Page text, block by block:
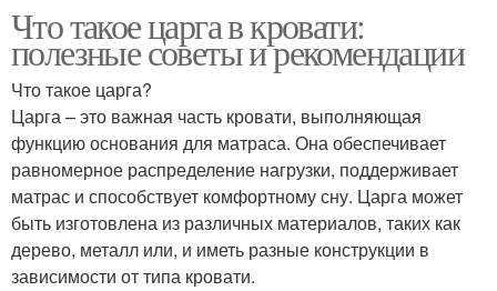
Что такое царга в кровати:
полезные советы и рекомендации
Что такое царга?
Царга – это важная часть кровати, выполняющая
функцию основания для матраса. Она обеспечивает
равномерное распределение нагрузки, поддерживает
матрас и способствует комфортному сну. Царга может
быть изготовлена из различных материалов, таких как
дерево, металл или, и иметь разные конструкции в
зависимости от типа кровати.